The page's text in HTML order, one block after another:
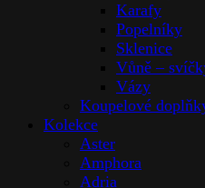
Karafy
Popelníky
Sklenice
Vůně –
Vázy
Koupelové
Kolekce
Aster
Amphora
Adria